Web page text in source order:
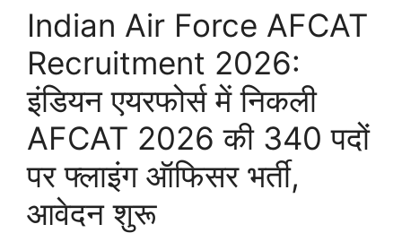
Indian Air Force AFCAT
Recruitment 2026:
इंडियन एयरफोर्स में निकली
AFCAT 2026 की 340 पदों
पर फ्लाइंग ऑफिसर भर्ती,
आवेदन शुरू